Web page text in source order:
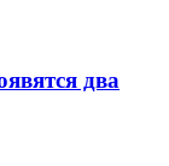
два